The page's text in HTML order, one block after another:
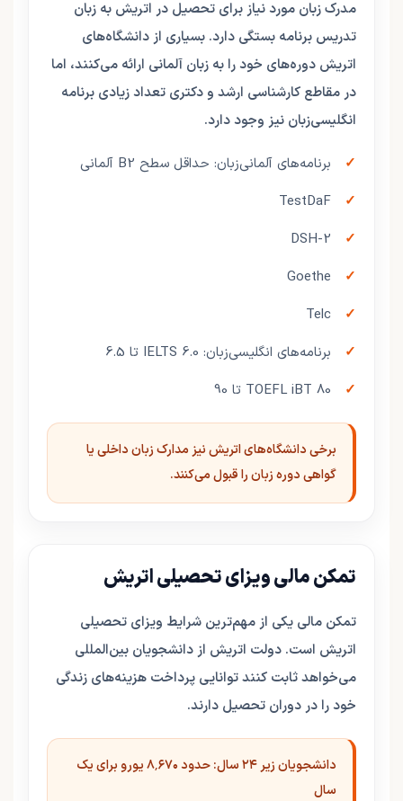
مدرک زبان مورد نیاز برای تحصیل در اتریش به زبان
تدریس برنامه بستگی دارد. بسیاری از دانشگاه‌های
اتریش دوره‌های خود را به زبان آلمانی ارائه می‌کنند، اما
در مقاطع کارشناسی ارشد و دکتری تعداد زیادی برنامه
انگلیسی‌زبان نیز وجود دارد.
برنامه‌های آلمانی‌زبان: حداقل سطح B2 آلمانی
TestDaF
DSH-2
Goethe
Telc
برنامه‌های انگلیسی‌زبان: IELTS 6.0 تا 6.5
TOEFL iBT 80 تا 90
برخی دانشگاه‌های اتریش نیز مدارک زبان داخلی یا
گواهی دوره زبان را قبول می‌کنند.
تمکن مالی ویزای تحصیلی اتریش
تمکن مالی یکی از مهم‌ترین شرایط ویزای تحصیلی
اتریش است. دولت اتریش از دانشجویان بین‌المللی
می‌خواهد ثابت کنند توانایی پرداخت هزینه‌های زندگی
خود را در دوران تحصیل دارند.
دانشجویان زیر ۲۴ سال: حدود ۸٬۶۷۰ یورو برای یک
سال